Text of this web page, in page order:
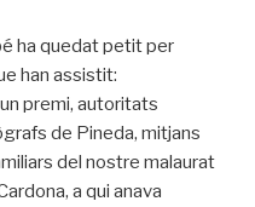
ha quedat petit per
han assistit:
premi, autoritats
de Pineda, mitjans
del nostre malaurat
a qui anava